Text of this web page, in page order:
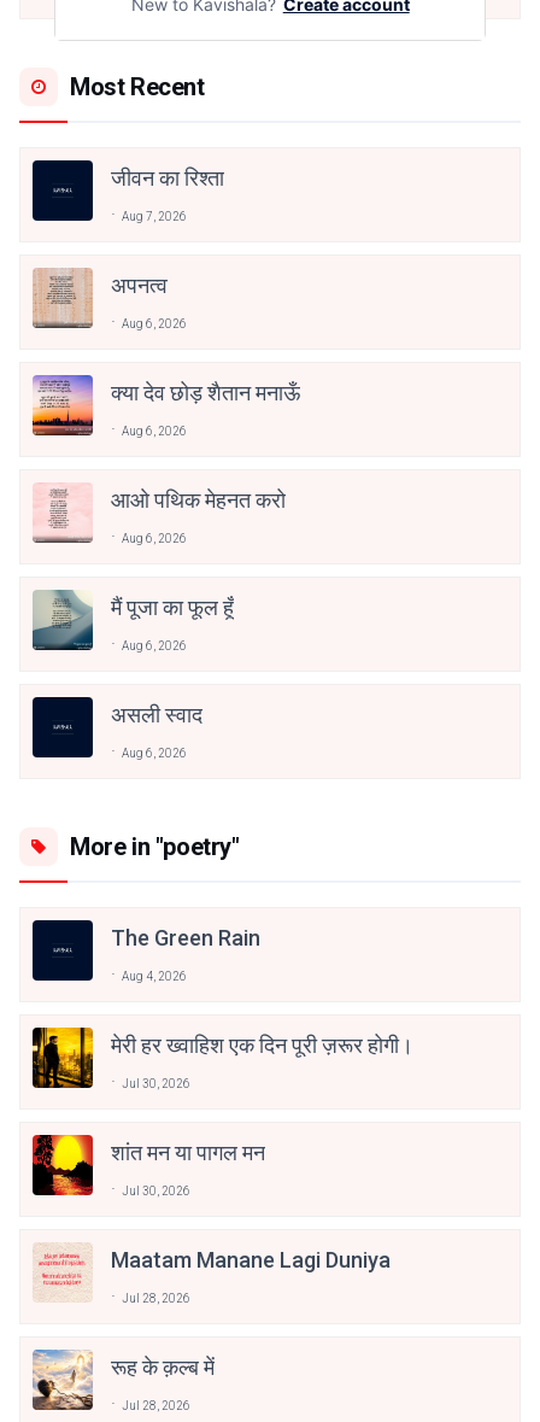
Most Recent
जीवन का रिश्ता
Aug 7, 2026
अपनत्व
Aug 6, 2026
क्या देव छोड़ शैतान मनाऊँ
Aug 6, 2026
आओ पथिक मेहनत करो
Aug 6, 2026
मैं पूजा का फूल हूँ
Aug 6, 2026
असली स्वाद
Aug 6, 2026
More in "poetry"
The Green Rain
Aug 4, 2026
मेरी हर ख्वाहिश एक दिन पूरी ज़रूर होगी।
Jul 30, 2026
शांत मन या पागल मन
Jul 30, 2026
Maatam Manane Lagi Duniya
Jul 28, 2026
रूह के क़ल्ब में
Jul 28, 2026
New to Kavishala? Create account